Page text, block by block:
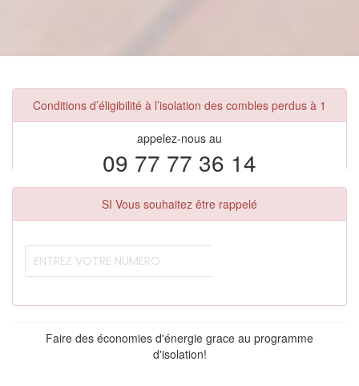
Conditions d’éligibilité à l’isolation des combles perdus à 1
appelez-nous au
09 77 77 36 14
SI Vous souhaitez être rappelé
Faire des économies d'énergie grace au programme
d'isolation!